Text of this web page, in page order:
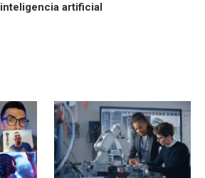
inteligencia artificial